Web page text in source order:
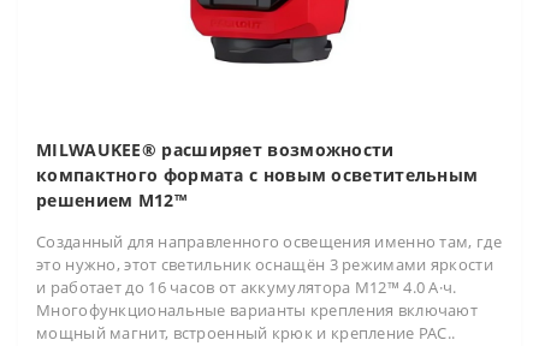
MILWAUKEE® расширяет возможности
компактного формата с новым осветительным
решением M12™
Созданный для направленного освещения именно там, где
это нужно, этот светильник оснащён 3 режимами яркости
и работает до 16 часов от аккумулятора M12™ 4.0 А·ч.
Многофункциональные варианты крепления включают
мощный магнит, встроенный крюк и крепление PAC..